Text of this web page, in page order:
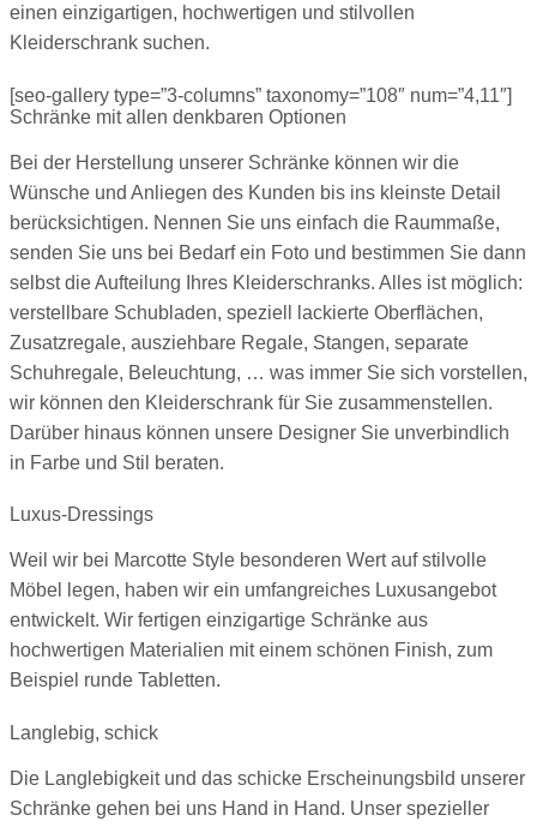
einen einzigartigen, hochwertigen und stilvollen
Kleiderschrank suchen.
[seo-gallery type=”3-columns” taxonomy=”108″ num=”4,11″]
Schränke mit allen denkbaren Optionen
Bei der Herstellung unserer Schränke können wir die
Wünsche und Anliegen des Kunden bis ins kleinste Detail
berücksichtigen. Nennen Sie uns einfach die Raummaße,
senden Sie uns bei Bedarf ein Foto und bestimmen Sie dann
selbst die Aufteilung Ihres Kleiderschranks. Alles ist möglich:
verstellbare Schubladen, speziell lackierte Oberflächen,
Zusatzregale, ausziehbare Regale, Stangen, separate
Schuhregale, Beleuchtung, … was immer Sie sich vorstellen,
wir können den Kleiderschrank für Sie zusammenstellen.
Darüber hinaus können unsere Designer Sie unverbindlich
in Farbe und Stil beraten.
Luxus-Dressings
Weil wir bei Marcotte Style besonderen Wert auf stilvolle
Möbel legen, haben wir ein umfangreiches Luxusangebot
entwickelt. Wir fertigen einzigartige Schränke aus
hochwertigen Materialien mit einem schönen Finish, zum
Beispiel runde Tabletten.
Langlebig, schick
Die Langlebigkeit und das schicke Erscheinungsbild unserer
Schränke gehen bei uns Hand in Hand. Unser spezieller